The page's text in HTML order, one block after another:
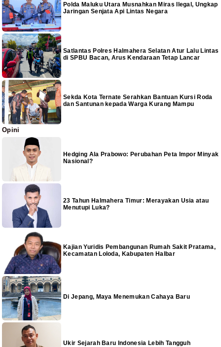
Polda Maluku Utara Musnahkan Miras Ilegal, Ungkap
Jaringan Senjata Api Lintas Negara
Satlantas Polres Halmahera Selatan Atur Lalu Lintas
di SPBU Bacan, Arus Kendaraan Tetap Lancar
Sekda Kota Ternate Serahkan Bantuan Kursi Roda
dan Santunan kepada Warga Kurang Mampu
Opini
Hedging Ala Prabowo: Perubahan Peta Impor Minyak
Nasional?
23 Tahun Halmahera Timur: Merayakan Usia atau
Menutupi Luka?
Kajian Yuridis Pembangunan Rumah Sakit Pratama,
Kecamatan Loloda, Kabupaten Halbar
Di Jepang, Maya Menemukan Cahaya Baru
Ukir Sejarah Baru Indonesia Lebih Tangguh